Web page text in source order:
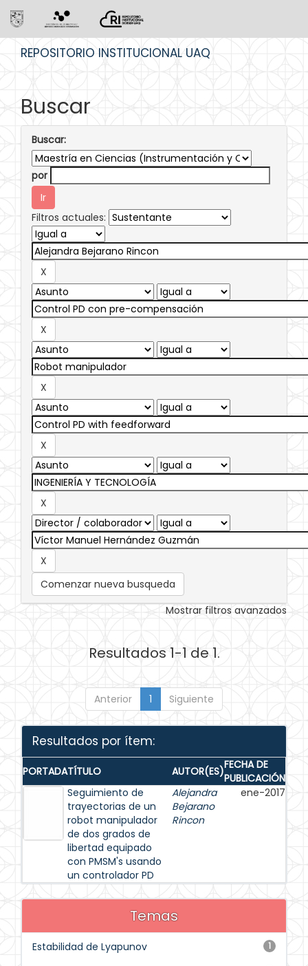
REPOSITORIO INSTITUCIONAL UAQ
Buscar
Buscar:
por
Filtros actuales:
Comenzar nueva busqueda
Mostrar filtros avanzados
Resultados 1-1 de 1.
Anterior 1 Siguiente
Resultados por ítem:
PORTADATÍTULO AUTOR(ES)FECHA DE
PUBLICACIÓN
Seguimiento de
trayectorias de un
robot manipulador
de dos grados de
libertad equipado
con PMSM's usando
un controlador PD
Alejandra
Bejarano
Rincon
ene-2017
Temas
1
Estabilidad de Lyapunov